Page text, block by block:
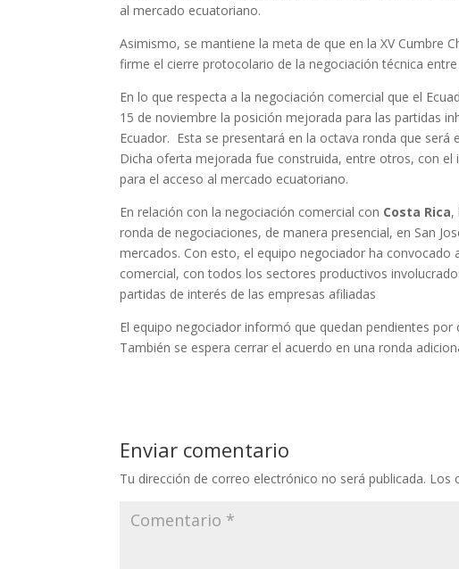
al mercado ecuatoriano.
Asimismo, se mantiene la meta de que en la XV Cumbre
firme el cierre protocolario de la negociación técnica
En lo que respecta a la negociación comercial que el
15 de noviembre la posición mejorada para las partidas
Ecuador. Esta se presentará en la octava ronda que
Dicha oferta mejorada fue construida, entre otros, con el
para el acceso al mercado ecuatoriano.
En relación con la negociación comercial con Costa Rica,
ronda de negociaciones, de manera presencial, en San
mercados. Con esto, el equipo negociador ha
comercial, con todos los sectores productivos
partidas de interés de las empresas afiliadas
El equipo negociador informó que quedan pendientes
También se espera cerrar el acuerdo en una ronda
Enviar comentario
Tu dirección de correo electrónico no será publicada. Los